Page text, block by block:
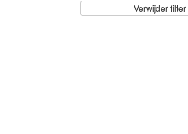
Verwijder filter